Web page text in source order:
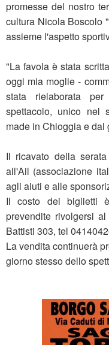
promesse del nostro
cultura Nicola Boscolo
assieme l'aspetto
"La favola è stata
oggi mia moglie -
stata rielaborata
spettacolo, unico nel
made in Chioggia e
Il ricavato della
all'Ail (associazione
agli aiuti e alle
Il costo dei biglietti
prevendite rivolgersi
Battisti 303, tel
La vendita continuerà
giorno stesso dello